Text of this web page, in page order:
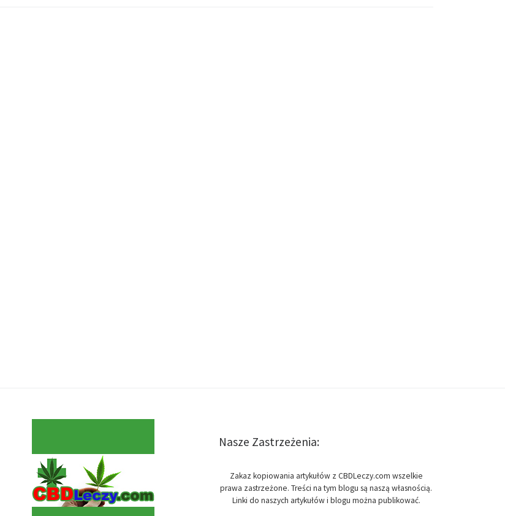
Nasze Zastrzeżenia:
Zakaz kopiowania artykułów z CBDLeczy.com wszelkie
prawa zastrzeżone. Treści na tym blogu są naszą własnością.
Linki do naszych artykułów i blogu można publikować.